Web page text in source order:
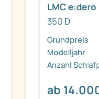
LMC e:dero
350 D
Grundpreis
Modelljahr
Anzahl
ab